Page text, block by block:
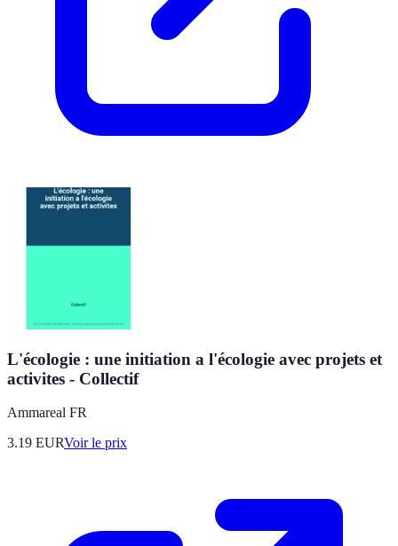
L'écologie : une initiation a l'écologie avec projets et
activites - Collectif
Ammareal FR
3.19 EURVoir le prix